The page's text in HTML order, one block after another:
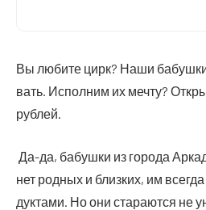
Вы люби­те цирк? Наши
вать. Испол­ним их меч­ту?
рублей.
Да-да, бабуш­ки из горо­да
нет род­ных и близ­ких, им
дук­та­ми. Но они ста­ра­ют­ся не